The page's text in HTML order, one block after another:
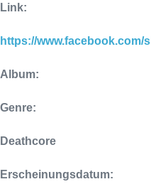
Link:
https://www.facebook.com/
Album:
Genre:
Deathcore
Erscheinungsdatum: